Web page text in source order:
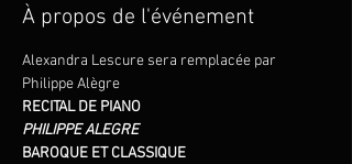
À propos de l'événement
Alexandra Lescure sera remplacée par
Philippe Alègre
RECITAL DE PIANO
PHILIPPE ALEGRE
BAROQUE ET CLASSIQUE